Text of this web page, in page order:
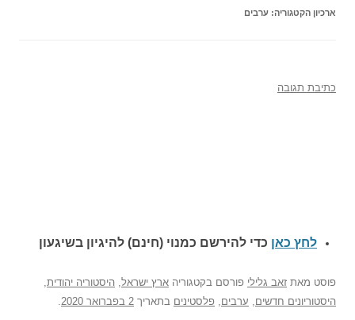
ארכיון הקטגוריה: ערבים
כתיבת תגובה
לחץ כאן כדי להירשם כמנוי (חינם) להיגיון בשיגעון
פוסט מאת זאב גלילי פורסם בקטגוריה ארץ ישראל היסטוריה יהודית
היסטוריונים חדשים
ערבים פלסטינים בתאריך 2 בפברואר 2020